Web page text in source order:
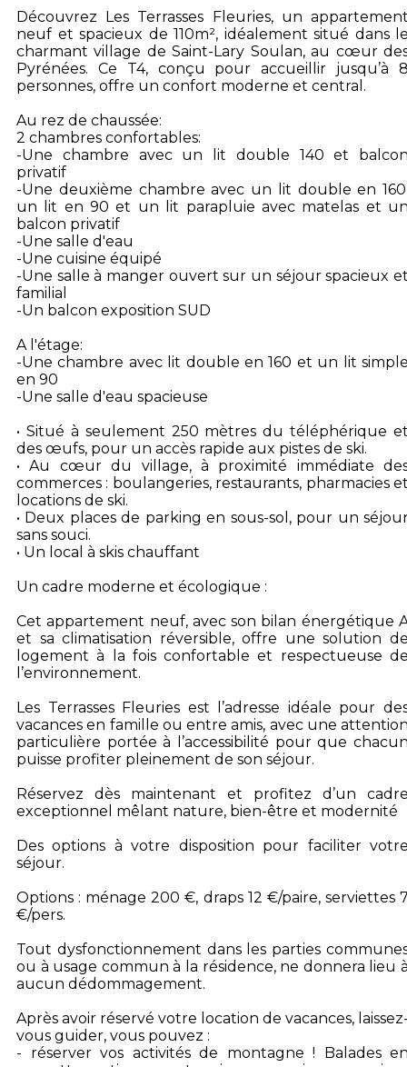
Découvrez Les Terrasses Fleuries, un
neuf et spacieux de 110m², idéalement situé dans
charmant village de Saint-Lary Soulan, au cœur
Pyrénées. Ce T4, conçu pour accueillir jusqu’à
personnes, offre un confort moderne et central.
Au rez de chaussée:
2 chambres confortables:
-Une chambre avec un lit double 140 et
privatif
-Une deuxième chambre avec un lit double en
un lit en 90 et un lit parapluie avec matelas et
balcon privatif
-Une salle d'eau
-Une cuisine équipé
-Une salle à manger ouvert sur un séjour spacieux
familial
-Un balcon exposition SUD
A l'étage:
-Une chambre avec lit double en 160 et un lit
en 90
-Une salle d'eau spacieuse
• Situé à seulement 250 mètres du téléphérique
des œufs, pour un accès rapide aux pistes de ski.
• Au cœur du village, à proximité immédiate
commerces : boulangeries, restaurants, pharmacies
locations de ski.
• Deux places de parking en sous-sol, pour un
sans souci.
• Un local à skis chauffant
Un cadre moderne et écologique :
Cet appartement neuf, avec son bilan énergétique
et sa climatisation réversible, offre une solution
logement à la fois confortable et respectueuse
l’environnement.
Les Terrasses Fleuries est l’adresse idéale pour
vacances en famille ou entre amis, avec une
particulière portée à l’accessibilité pour que
puisse profiter pleinement de son séjour.
Réservez dès maintenant et profitez d’un
exceptionnel mêlant nature, bien-être et modernité
Des options à votre disposition pour faciliter
séjour.
Options : ménage 200 €, draps 12 €/paire, serviettes
€/pers.
Tout dysfonctionnement dans les parties
ou à usage commun à la résidence, ne donnera lieu
aucun dédommagement.
Après avoir réservé votre location de vacances,
vous guider, vous pouvez :
- réserver vos activités de montagne ! Balades